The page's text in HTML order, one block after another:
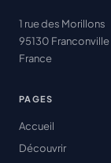
1 rue des Morillons
95130 Franconville
France
PAGES
Accueil
Découvrir